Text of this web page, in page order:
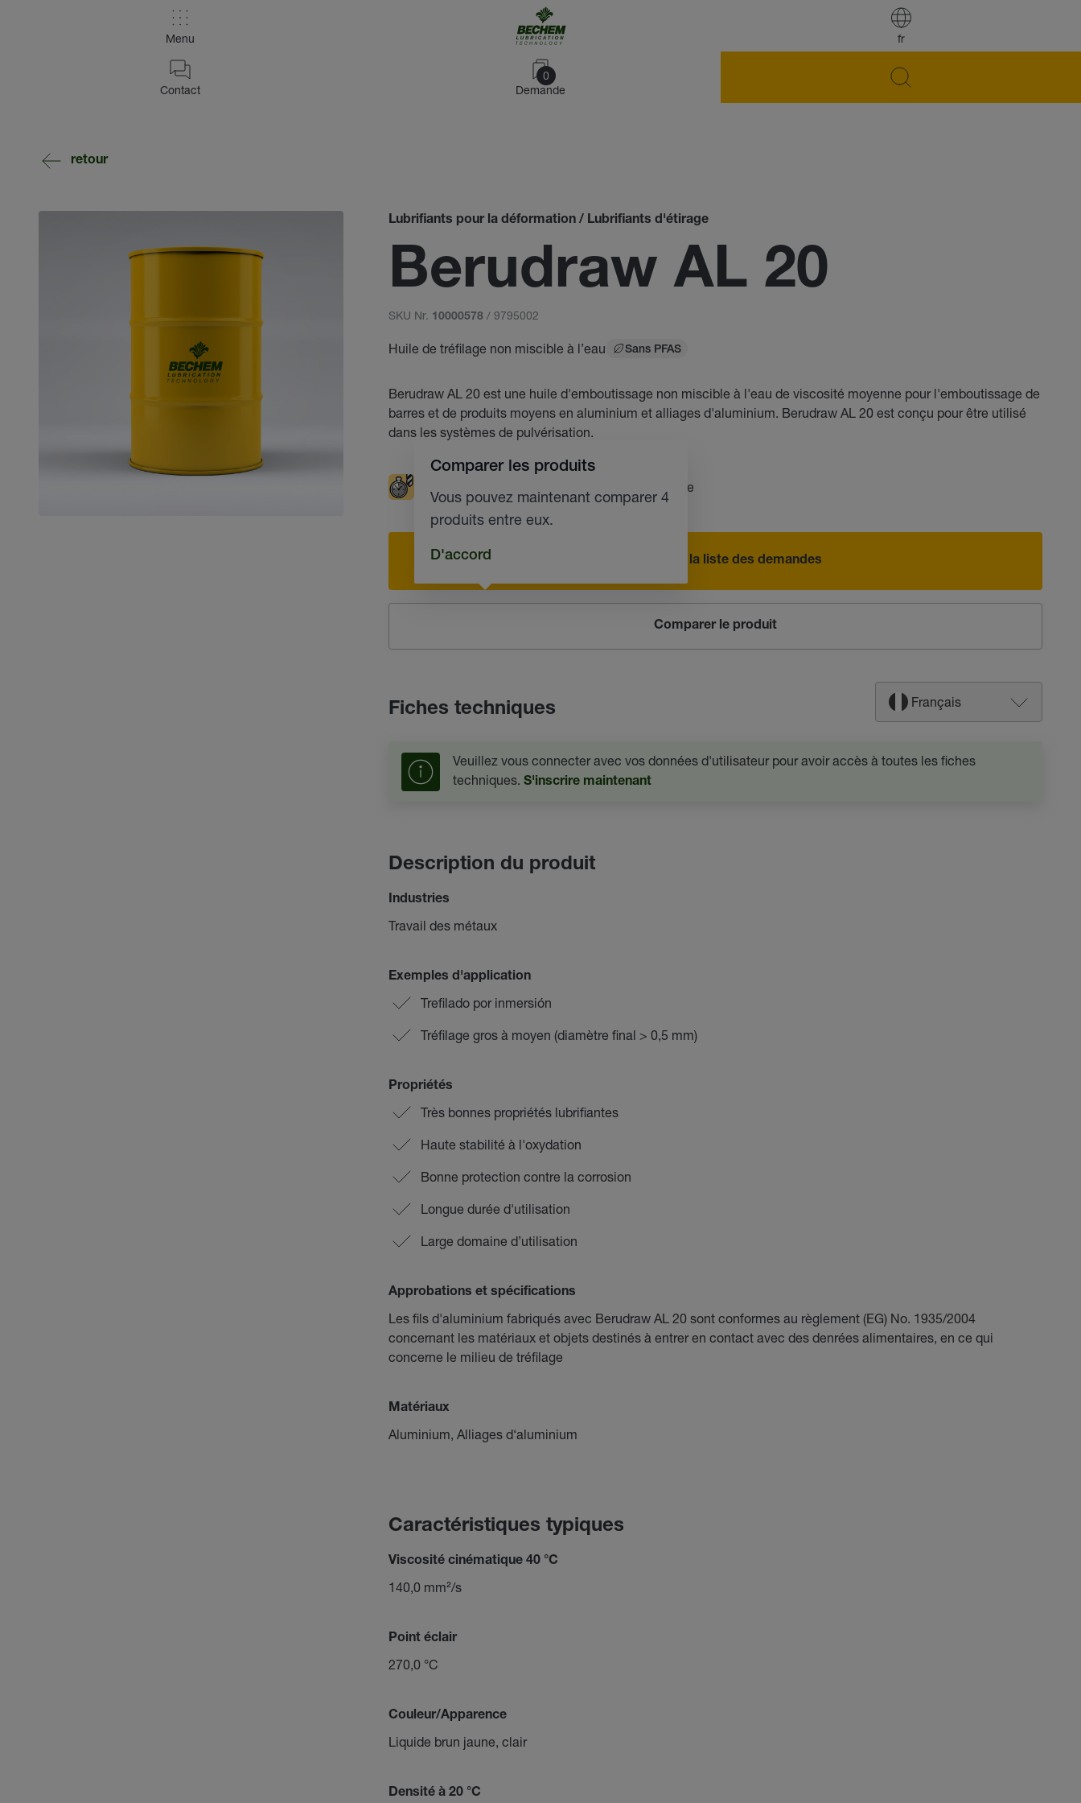
fr
Menu
0
Demande
Contact
retour
Lubrifiants pour la déformation / Lubrifiants d'étirage
Berudraw AL 20
SKU Nr. 10000578 / 9795002
Huile de tréfilage non miscible à l’eau Sans PFAS
Berudraw AL 20 est une huile d'emboutissage non miscible à l'eau de viscosité moyenne pour l'emboutissage de
barres et de produits moyens en aluminium et alliages d'aluminium. Berudraw AL 20 est conçu pour être utilisé
dans les systèmes de pulvérisation.
Tréfilage
Ajouter à la liste des demandes
Comparer le produit
Comparer les produits
Vous pouvez maintenant comparer 4
produits entre eux.
D'accord
Fiches techniques Français
Veuillez vous connecter avec vos données d'utilisateur pour avoir accès à toutes les fiches
techniques. S'inscrire maintenant
Description du produit
Industries
Travail des métaux
Exemples d'application
Trefilado por inmersión
Tréfilage gros à moyen (diamètre final > 0,5 mm)
Propriétés
Très bonnes propriétés lubrifiantes
Haute stabilité à l'oxydation
Bonne protection contre la corrosion
Longue durée d'utilisation
Large domaine d’utilisation
Approbations et spécifications
Les fils d'aluminium fabriqués avec Berudraw AL 20 sont conformes au règlement (EG) No. 1935/2004
concernant les matériaux et objets destinés à entrer en contact avec des denrées alimentaires, en ce qui
concerne le milieu de tréfilage
Matériaux
Aluminium, Alliages d‘aluminium
Caractéristiques typiques
Viscosité cinématique 40 °C
140,0 mm²/s
Point éclair
270,0 °C
Couleur/Apparence
Liquide brun jaune, clair
Densité à 20 °C